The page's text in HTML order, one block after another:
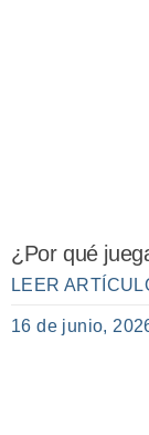
¿Por qué
LEER
16 de junio,